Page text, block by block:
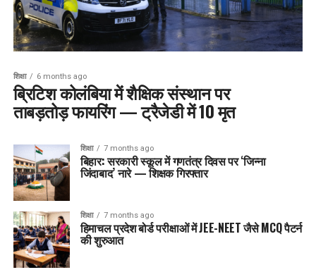
शिक्षा 6 months ago
ब्रिटिश कोलंबिया में शैक्षिक संस्थान पर
ताबड़तोड़ फायरिंग — ट्रैजेडी में 10 मृत
शिक्षा 7 months ago
बिहार: सरकारी स्कूल में गणतंत्र दिवस पर ‘जिन्ना
जिंदाबाद’ नारे — शिक्षक गिरफ्तार
शिक्षा 7 months ago
हिमाचल प्रदेश बोर्ड परीक्षाओं में JEE-NEET जैसे MCQ पैटर्न
की शुरुआत